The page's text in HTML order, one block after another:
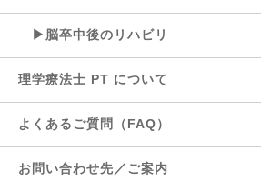
▶脳卒中後のリハビリ
理学療法士 PT について
よくあるご質問（FAQ）
お問い合わせ先／ご案内